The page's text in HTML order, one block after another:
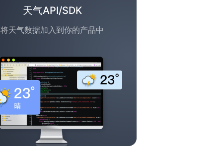
天气API/SDK
将天气数据加入到你的产品中